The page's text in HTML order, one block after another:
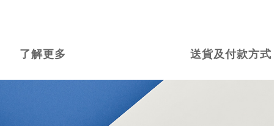
了解更多 送貨及付款方式